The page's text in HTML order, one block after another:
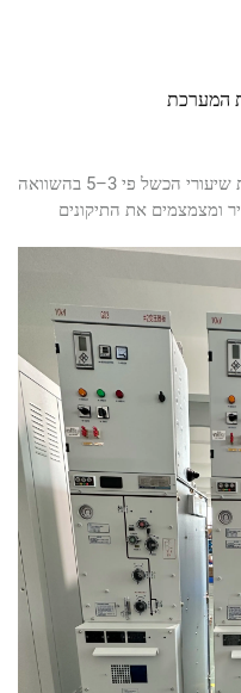
המערכת
למה מפסקים וואקואמיים מקצרים את שיעורי הכשל פי 3–5 בהשוואה
ומצמצמים את התיקונים